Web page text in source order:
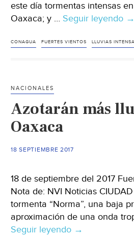
este día tormentas intensas
Oaxaca; y … Seguir leyendo →
CONAGUA FUERTES VIENTOS LLUVIAS
NACIONALES
Azotarán más
Oaxaca
18 SEPTIEMBRE 2017
18 de septiembre del 2017
Nota de: NVI Noticias
tormenta “Norma”, una baja
aproximación de una onda
Seguir leyendo Azotarán
→